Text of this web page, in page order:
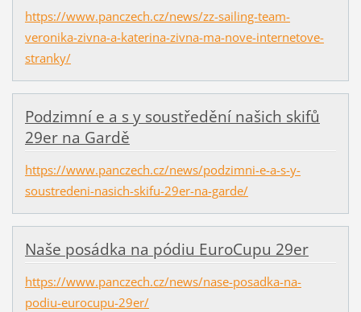
https://www.panczech.cz/news/zz-sailing-team-
veronika-zivna-a-katerina-zivna-ma-nove-internetove-
stranky/
Podzimní e a s y soustředění našich skifů
29er na Gardě
https://www.panczech.cz/news/podzimni-e-a-s-y-
soustredeni-nasich-skifu-29er-na-garde/
Naše posádka na pódiu EuroCupu 29er
https://www.panczech.cz/news/nase-posadka-na-
podiu-eurocupu-29er/